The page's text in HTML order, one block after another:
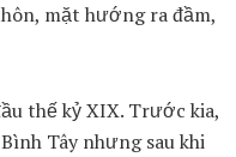
mặt hướng ra đầm,
thế kỷ XIX. Trước kia,
Tây nhưng sau khi